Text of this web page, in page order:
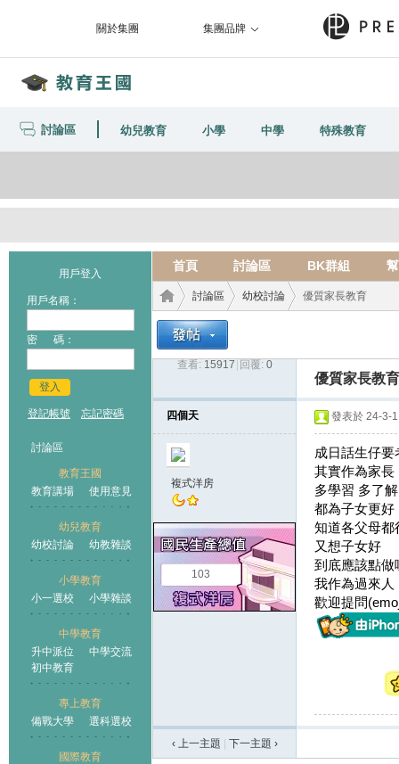
關於集團 集團品牌
討論區 幼兒教育 小學 中學 特殊教育
用戶登入
用戶名稱：
密 碼：
登入
登記帳號 忘記密碼
討論區
教育王國
教育講場
使用意見
幼兒教育
幼校討論
幼教雜談
小學教育
小一選校
小學雜談
中學教育
升中派位
中學交流
初中教育
專上教育
備戰大學
選科選校
國際教育
首頁 討論區 BK群組
王國
›
討論區
›
幼校討論 優質家長教育
查看: 15917 回覆: 0
優質家長教育
四個天
複式洋房
103
發表於 24-3-
成日話生仔要
其實作為家長
多學習 多了解
都為子女更好
知道各父母都
又想子女好
到底應該點做
我作為過來人
歡迎提問
‹ 上一主題 下一主題 ›